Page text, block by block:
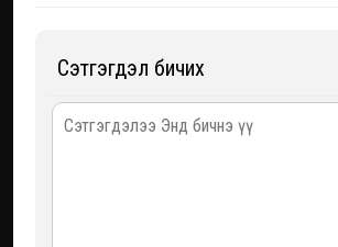
Сэтгэгдэл бичих